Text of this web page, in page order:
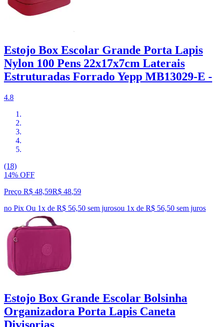
Estojo Box Escolar Grande Porta Lapis
Nylon 100 Pens 22x17x7cm Laterais
Estruturadas Forrado Yepp MB13029-E -
4.8
(18)
14% OFF
Preço R$ 48,59R$ 48,59
no Pix Ou 1x de R$ 56,50 sem jurosou 1x de R$ 56,50 sem juros
Estojo Box Grande Escolar Bolsinha
Organizadora Porta Lapis Caneta